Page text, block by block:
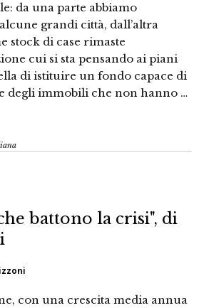
da una parte abbiamo
grandi città, dall’altra
stock di case rimaste
cui si sta pensando ai piani
di istituire un fondo capace di
degli immobili che non hanno …
battono la crisi", di
con una crescita media annua